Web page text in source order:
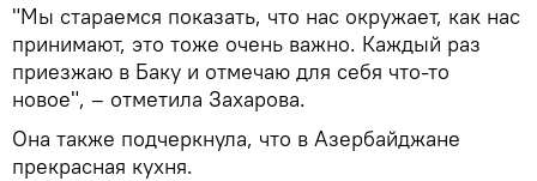
"Мы стараемся показать, что нас окружает, как нас
принимают, это тоже очень важно. Каждый раз
приезжаю в Баку и отмечаю для себя что-то
новое", – отметила Захарова.
Она также подчеркнула, что в Азербайджане
прекрасная кухня.